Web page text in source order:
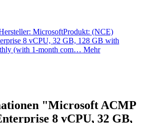
MicrosoftProdukt: (NCE)
8 vCPU, 32 GB, 128 GB with
(with 1-month com… Mehr
"Microsoft ACMP
8 vCPU, 32 GB,